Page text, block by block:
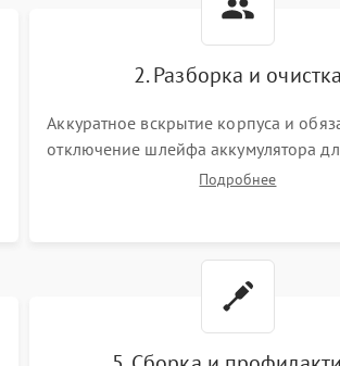
2. Разборка и очистка
Аккуратное вскрытие корпуса и
отключение шлейфа аккумулятора
обесточивания платы. Демонтаж
Подробнее